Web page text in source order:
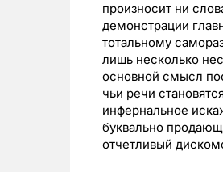
произносит ни
демонстрации
тотальному
лишь несколько
основной смысл
чьи речи
инфернальное
буквально
отчетливый